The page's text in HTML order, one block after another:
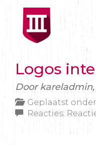
Logos
Door kareladmin,
Geplaatst
Reacties: